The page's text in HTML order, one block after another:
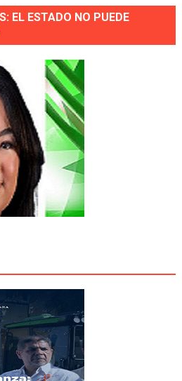
EL ESTADO NO PUEDE